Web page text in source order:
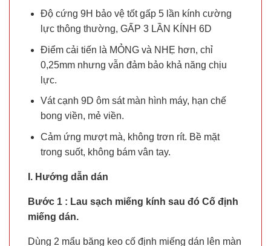
Độ cứng 9H bảo vệ tốt gấp 5 lần kính cường
lực thông thường, GẤP 3 LẦN KÍNH 6D
Điểm cải tiến là MỎNG và NHẸ hơn, chỉ
0,25mm nhưng vẫn đảm bảo khả năng chịu
lực.
Vát cạnh 9D ôm sát màn hình máy, hạn chế
bong viền, mẻ viền.
Cảm ứng mượt mà, không trơn rít. Bề mặt
trong suốt, không bám vân tay.
I. Hướng dẫn dán
Bước 1 : Lau sạch miếng kính sau đó Cố định
miếng dán.
Dùng 2 mẩu băng keo cố định miếng dán lên màn